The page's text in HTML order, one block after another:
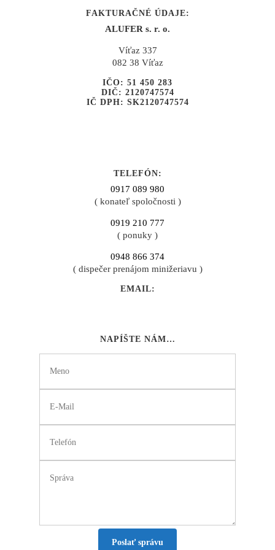
FAKTURAČNÉ ÚDAJE:
ALUFER s. r. o.
Víťaz 337
082 38 Víťaz
IČO: 51 450 283
DIČ: 2120747574
IČ DPH: SK2120747574
TELEFÓN:
0917 089 980
( konateľ spoločnosti )
0919 210 777
( ponuky )
0948 866 374
( dispečer prenájom minižeriavu )
EMAIL:
NAPÍŠTE NÁM…